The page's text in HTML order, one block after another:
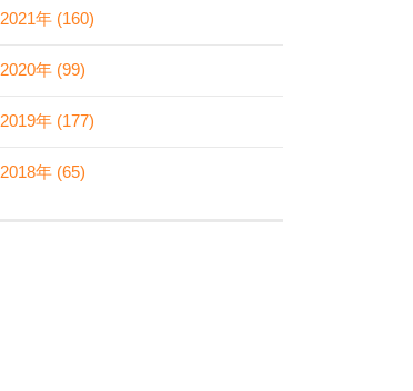
2021年 (160)
2020年 (99)
2019年 (177)
2018年 (65)